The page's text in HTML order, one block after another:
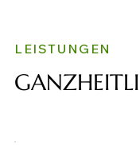
LEISTUNGEN